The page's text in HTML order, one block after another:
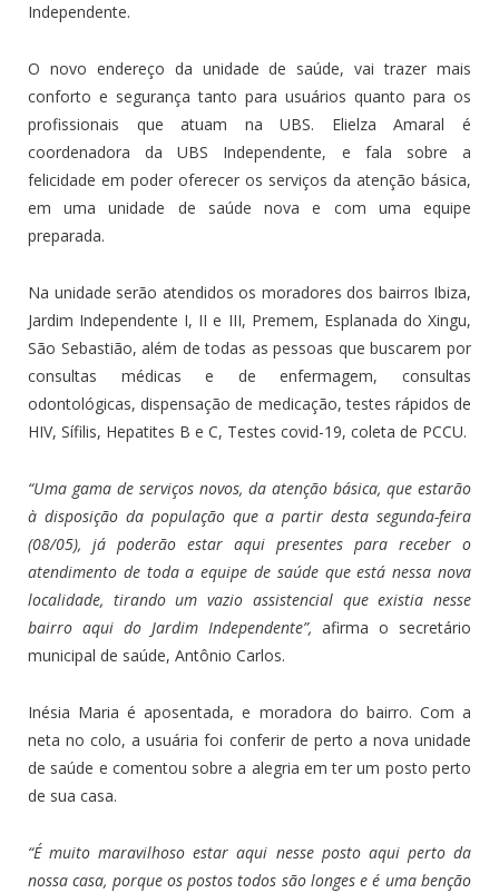
Independente.
O novo endereço da unidade de saúde, vai trazer mais
conforto e segurança tanto para usuários quanto para os
profissionais que atuam na UBS. Elielza Amaral é
coordenadora da UBS Independente, e fala sobre a
felicidade em poder oferecer os serviços da atenção básica,
em uma unidade de saúde nova e com uma equipe
preparada.
Na unidade serão atendidos os moradores dos bairros Ibiza,
Jardim Independente I, II e III, Premem, Esplanada do Xingu,
São Sebastião, além de todas as pessoas que buscarem por
consultas médicas e de enfermagem, consultas
odontológicas, dispensação de medicação, testes rápidos de
HIV, Sífilis, Hepatites B e C, Testes covid-19, coleta de PCCU.
“Uma gama de serviços novos, da atenção básica, que estarão
à disposição da população que a partir desta segunda-feira
(08/05), já poderão estar aqui presentes para receber o
atendimento de toda a equipe de saúde que está nessa nova
localidade, tirando um vazio assistencial que existia nesse
bairro aqui do Jardim Independente”, afirma o secretário
municipal de saúde, Antônio Carlos.
Inésia Maria é aposentada, e moradora do bairro. Com a
neta no colo, a usuária foi conferir de perto a nova unidade
de saúde e comentou sobre a alegria em ter um posto perto
de sua casa.
“É muito maravilhoso estar aqui nesse posto aqui perto da
nossa casa, porque os postos todos são longes e é uma benção